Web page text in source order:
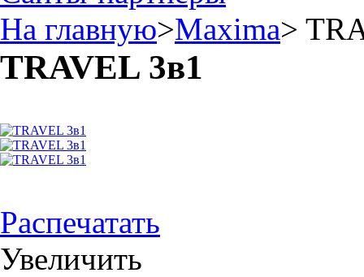
На главную>Maxima>
TRAVEL 3в1
Распечатать
Увеличить